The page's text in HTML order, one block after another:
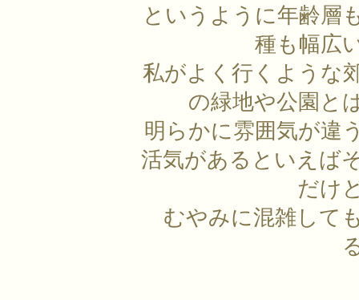
というように年齢層
種も幅広
私がよく行くような
の緑地や公園と
明らかに雰囲気が違
活気があるといえば
だけ
むやみに混雑して